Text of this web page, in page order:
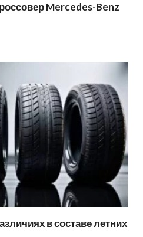
Mercedes-Benz
в составе летних